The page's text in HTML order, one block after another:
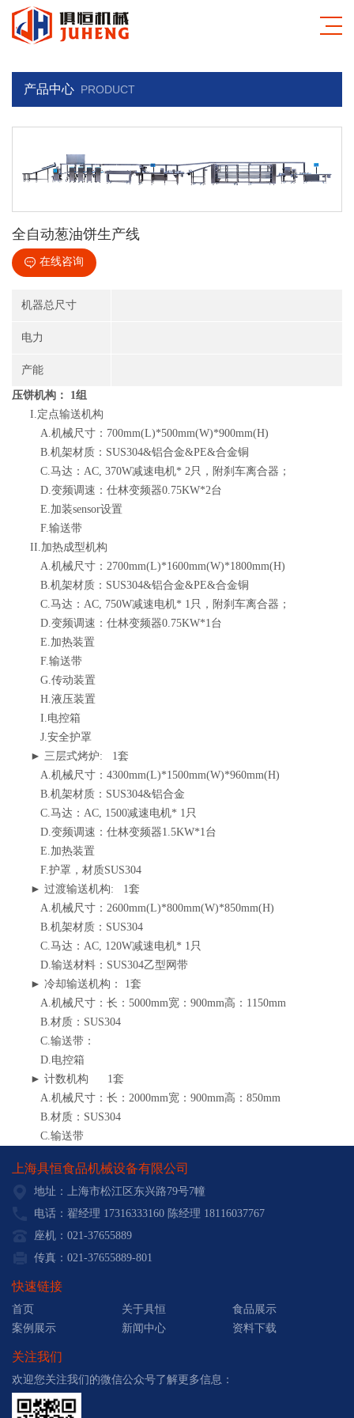
产品中心 PRODUCT
全自动葱油饼生产线
在线咨询
机器总尺寸
电力
产能
压饼机构： 1组
I.定点输送机构
A.机械尺寸：700mm(L)*500mm(W)*900mm(H)
B.机架材质：SUS304&铝合金&PE&合金铜
C.马达：AC, 370W减速电机* 2只，附刹车离合器；
D.变频调速：仕林变频器0.75KW*2台
E.加装sensor设置
F.输送带
II.加热成型机构
A.机械尺寸：2700mm(L)*1600mm(W)*1800mm(H)
B.机架材质：SUS304&铝合金&PE&合金铜
C.马达：AC, 750W减速电机* 1只，附刹车离合器；
D.变频调速：仕林变频器0.75KW*1台
E.加热装置
F.输送带
G.传动装置
H.液压装置
I.电控箱
J.安全护罩
► 三层式烤炉: 1套
A.机械尺寸：4300mm(L)*1500mm(W)*960mm(H)
B.机架材质：SUS304&铝合金
C.马达：AC, 1500减速电机* 1只
D.变频调速：仕林变频器1.5KW*1台
E.加热装置
F.护罩，材质SUS304
► 过渡输送机构: 1套
A.机械尺寸：2600mm(L)*800mm(W)*850mm(H)
B.机架材质：SUS304
C.马达：AC, 120W减速电机* 1只
D.输送材料：SUS304乙型网带
► 冷却输送机构： 1套
A.机械尺寸：长：5000mm宽：900mm高：1150mm
B.材质：SUS304
C.输送带：
D.电控箱
► 计数机构 1套
A.机械尺寸：长：2000mm宽：900mm高：850mm
B.材质：SUS304
C.输送带
上海具恒食品机械设备有限公司
地址：上海市松江区东兴路79号7幢
电话：翟经理 17316333160 陈经理 18116037767
座机：021-37655889
传真：021-37655889-801
快速链接
首页 关于具恒
食品展示
案例展示
新闻中心 资料下载
关注我们
欢迎您关注我们的微信公众号了解更多信息：